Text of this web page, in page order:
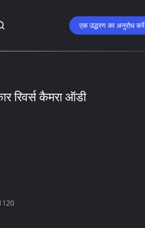
एक उद्धरण का अनुरोध करें
रिवर्स कैमरा ऑडी